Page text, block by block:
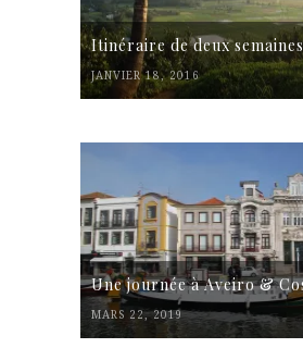
Itinéraire de deux
JANVIER 18, 2016
Une journée à Aveiro &
MARS 22, 2019